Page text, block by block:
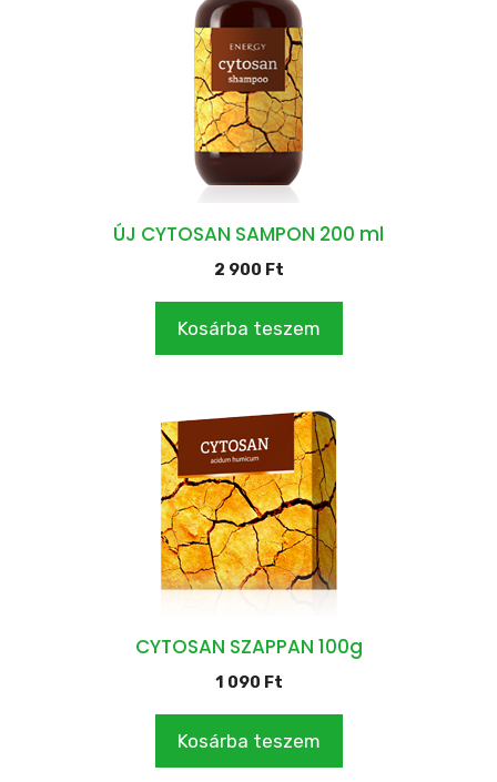
ÚJ CYTOSAN SAMPON 200 ml
2 900 Ft
Kosárba teszem
CYTOSAN SZAPPAN 100g
1 090 Ft
Kosárba teszem